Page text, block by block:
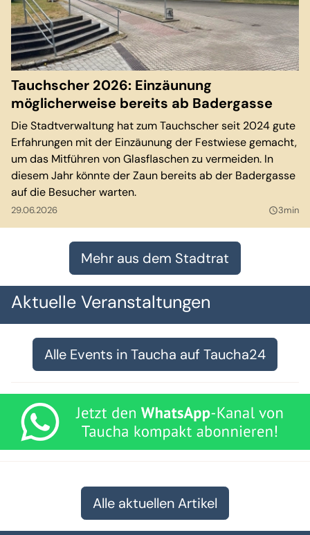
Tauchscher 2026: Einzäunung
möglicherweise bereits ab Badergasse
Die Stadtverwaltung hat zum Tauchscher seit 2024 gute
Erfahrungen mit der Einzäunung der Festwiese gemacht,
um das Mitführen von Glasflaschen zu vermeiden. In
diesem Jahr könnte der Zaun bereits ab der Badergasse
auf die Besucher warten.
29.06.2026 query_builder3min
Mehr aus dem Stadtrat
Aktuelle Veranstaltungen
Alle Events in Taucha auf Taucha24
Alle aktuellen Artikel